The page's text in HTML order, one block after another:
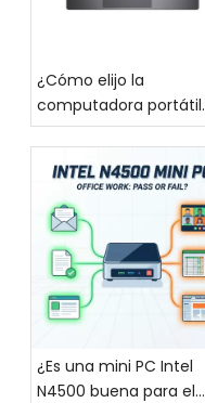
¿Cómo elijo la
computadora portátil
adecuada para mí?
¿Es una mini PC Intel
N4500 buena para el